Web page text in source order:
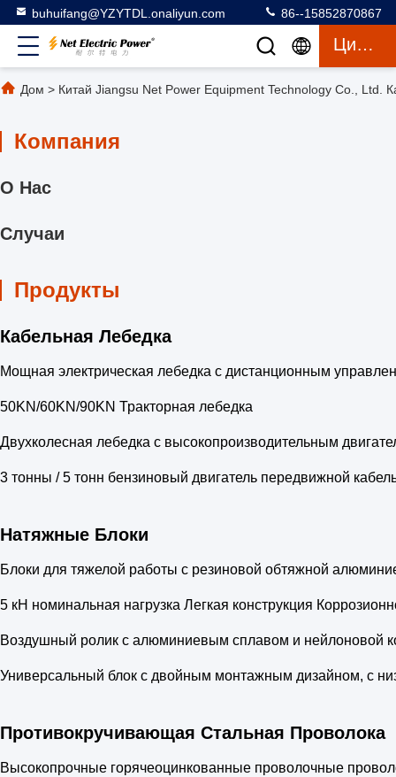
buhuifang@YZYTDL.onaliyun.com 86--15852870867
Цитата
Дом > Китай Jiangsu Net Power Equipment Technology Co., Ltd.
Компания
О Нас
Случаи
Продукты
Кабельная Лебедка
Мощная электрическая лебедка с дистанционным
50KN/60KN/90KN Тракторная лебедка
Двухколесная лебедка с высокопроизводительным
3 тонны / 5 тонн бензиновый двигатель передвижной
Натяжные Блоки
Блоки для тяжелой работы с резиновой обтяжной
5 кН номинальная нагрузка Легкая конструкция
Воздушный ролик с алюминиевым сплавом и нейлоновой
Универсальный блок с двойным монтажным дизайном, с
Противокручивающая Стальная Проволока
Высокопрочные горячеоцинкованные проволочные